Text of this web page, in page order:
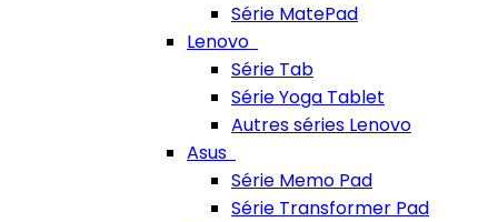
Série MatePad
Lenovo
Série Tab
Série Yoga Tablet
Autres séries Lenovo
Asus
Série Memo Pad
Série Transformer Pad